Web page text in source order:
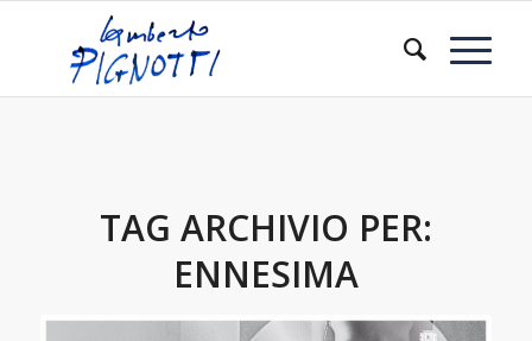
TAG ARCHIVIO PER:
ENNESIMA